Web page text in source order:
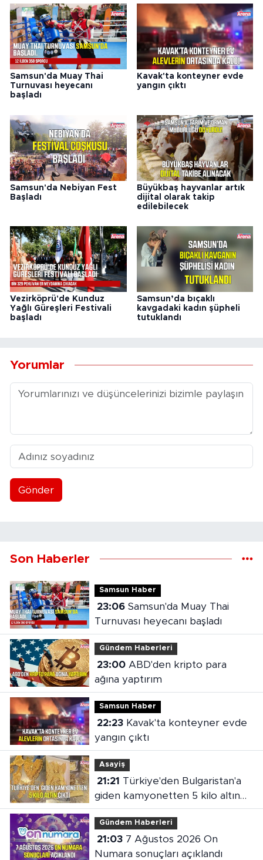
Samsun'da Muay Thai
Turnuvası heyecanı
başladı
Kavak'ta konteyner evde
yangın çıktı
Samsun'da Nebiyan Fest
Başladı
Büyükbaş hayvanlar artık
dijital olarak takip
edilebilecek
Vezirköprü'de Kunduz
Yağlı Güreşleri Festivali
başladı
Samsun’da bıçaklı
kavgadaki kadın şüpheli
tutuklandı
Yorumlar
Gönder
Son Haberler
Samsun Haber
23:06Samsun'da Muay Thai
Turnuvası heyecanı başladı
Gündem Haberleri
23:00ABD'den kripto para
ağına yaptırım
Samsun Haber
22:23Kavak'ta konteyner evde
yangın çıktı
Asayiş
21:21
giden kamyonetten 5 kilo altın
çıktı
Gündem Haberleri
21:037 Ağustos 2026 On
Numara sonuçları açıklandı